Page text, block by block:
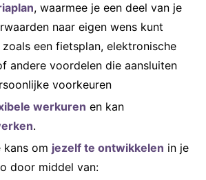
, waarmee je een deel van je
naar eigen wens kunt
zoals een fietsplan, elektronische
andere voordelen die aansluiten
voorkeuren
werkuren en kan
.
om jezelf te ontwikkelen in je
door middel van: